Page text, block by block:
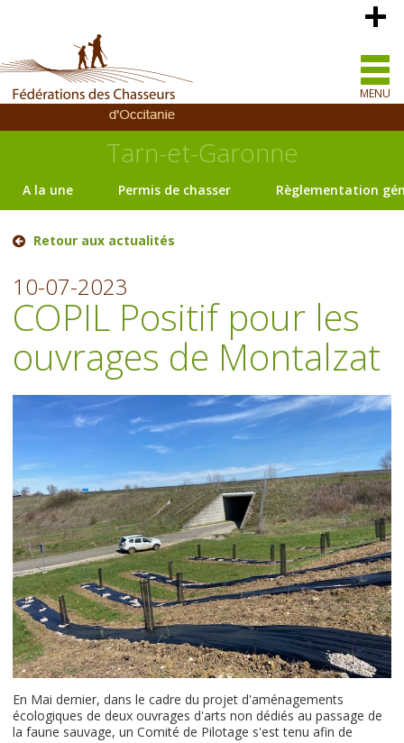
MENU
Tarn-et-Garonne
A la une Permis de chasser Règlementation
Retour aux actualités
10-07-2023
COPIL Positif pour les
ouvrages de Montalzat
En Mai dernier, dans le cadre du projet d'aménagements
écologiques de deux ouvrages d'arts non dédiés au passage de
la faune sauvage, un Comité de Pilotage s'est tenu afin de